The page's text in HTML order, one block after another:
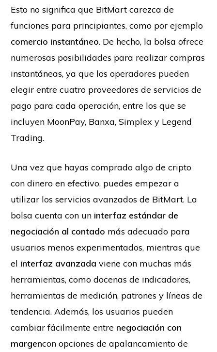
Esto no significa que BitMart carezca de
funciones para principiantes, como por ejemplo
comercio instantáneo. De hecho, la bolsa ofrece
numerosas posibilidades para realizar compras
instantáneas, ya que los operadores pueden
elegir entre cuatro proveedores de servicios de
pago para cada operación, entre los que se
incluyen MoonPay, Banxa, Simplex y Legend
Trading.
Una vez que hayas comprado algo de cripto
con dinero en efectivo, puedes empezar a
utilizar los servicios avanzados de BitMart. La
bolsa cuenta con un interfaz estándar de
negociación al contado más adecuado para
usuarios menos experimentados, mientras que
el interfaz avanzada viene con muchas más
herramientas, como docenas de indicadores,
herramientas de medición, patrones y líneas de
tendencia. Además, los usuarios pueden
cambiar fácilmente entre negociación con
margencon opciones de apalancamiento de